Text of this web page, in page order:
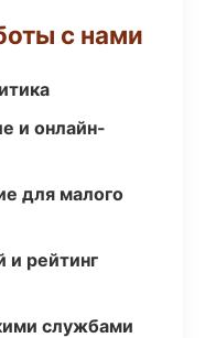
с нами
и онлайн-
для малого
и рейтинг
службами